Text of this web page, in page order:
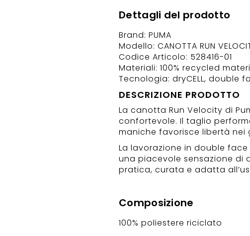
Dettagli del prodotto
Brand: PUMA
Modello: CANOTTA RUN
Codice Articolo: 528416-01
Materiali: 100% recycled
Tecnologia: dryCELL, double
DESCRIZIONE PRODOTTO
La canotta Run Velocity di
confortevole. Il taglio
maniche favorisce libertà nei
La lavorazione in double
una piacevole sensazione di
pratica, curata e adatta
Composizione
100% poliestere riciclato